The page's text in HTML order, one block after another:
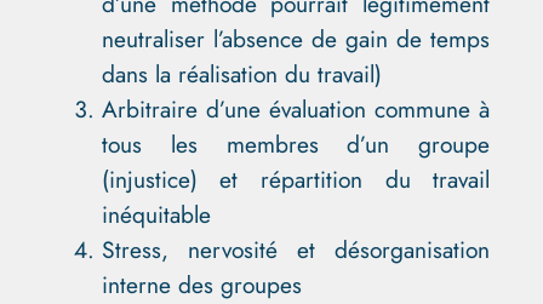
neutraliser l’absence de gain de temps
dans la réalisation du travail)
Arbitraire d’une évaluation commune à
tous les membres d’un groupe
(injustice) et répartition du travail
inéquitable
Stress, nervosité et désorganisation
interne des groupes